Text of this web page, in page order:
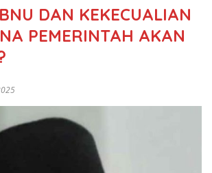
DAN KEKECUALIAN
PEMERINTAH AKAN